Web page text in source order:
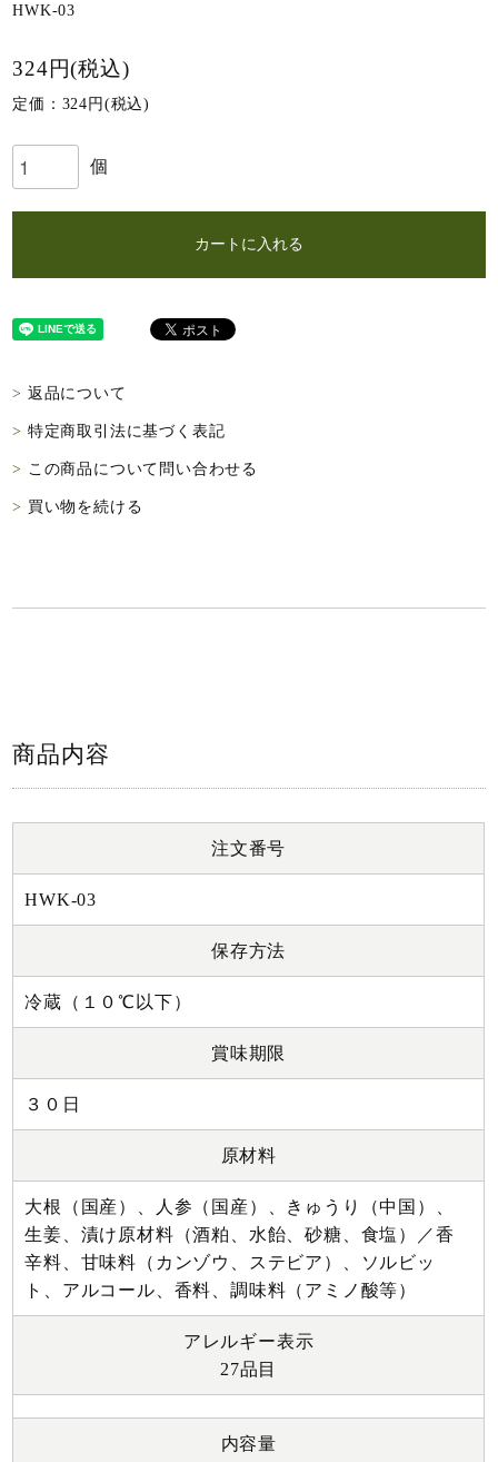
HWK-03
324円(税込)
定価：324円(税込)
個
カートに入れる
返品について
特定商取引法に基づく表記
この商品について問い合わせる
買い物を続ける
商品内容
注文番号
HWK-03
保存方法
冷蔵（１０℃以下）
賞味期限
３０日
原材料
大根（国産）、人参（国産）、きゅうり（中国）、
生姜、漬け原材料（酒粕、水飴、砂糖、食塩）／香
辛料、甘味料（カンゾウ、ステビア）、ソルビッ
ト、アルコール、香料、調味料（アミノ酸等）
アレルギー表示
27品目
内容量